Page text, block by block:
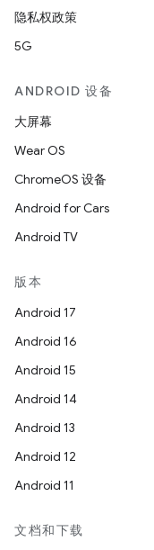
隐私权政策
5G
ANDROID 设备
大屏幕
Wear OS
ChromeOS 设备
Android for Cars
Android TV
版本
Android 17
Android 16
Android 15
Android 14
Android 13
Android 12
Android 11
文档和下载